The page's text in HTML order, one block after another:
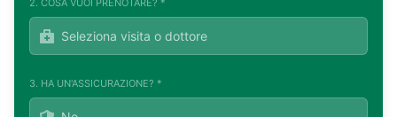
3. HA UN'ASSICURAZIONE? *